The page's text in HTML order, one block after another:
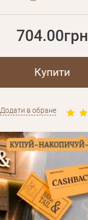
704.00грн
Купити
Додати в обране